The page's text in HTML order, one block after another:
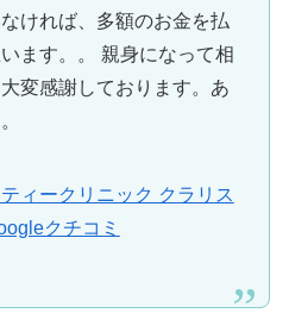
ければ、多額のお金を払
ます。。 親身になって相
変感謝しております。あ
ィークリニック クラリス
クチコミ